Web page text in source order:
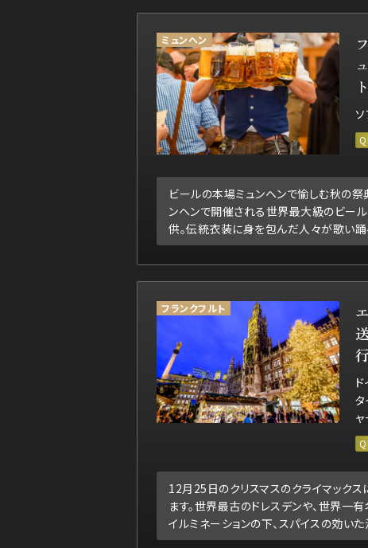
ミュンヘン
ビールの本場ミュンヘンで愉しむ秋の祭
ンヘンで開催される世界最大級のビー
供。伝統衣装に身を包んだ人々が歌い
フランクフルト
12月25日のクリスマスのクライマック
ます。世界最古のドレスデンや、世界一
イルミネーションの下、スパイスの効い